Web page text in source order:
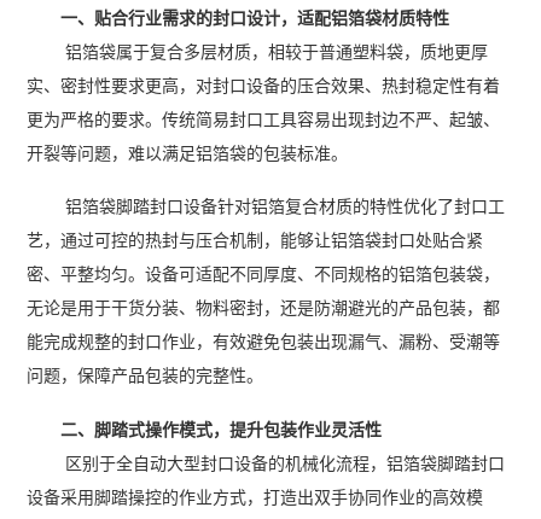
一、贴合行业需求的封口设计，适配铝箔袋材质特性
铝箔袋属于复合多层材质，相较于普通塑料袋，质地更厚
实、密封性要求更高，对封口设备的压合效果、热封稳定性有着
更为严格的要求。传统简易封口工具容易出现封边不严、起皱、
开裂等问题，难以满足铝箔袋的包装标准。
铝箔袋脚踏封口设备针对铝箔复合材质的特性优化了封口工
艺，通过可控的热封与压合机制，能够让铝箔袋封口处贴合紧
密、平整均匀。设备可适配不同厚度、不同规格的铝箔包装袋，
无论是用于干货分装、物料密封，还是防潮避光的产品包装，都
能完成规整的封口作业，有效避免包装出现漏气、漏粉、受潮等
问题，保障产品包装的完整性。
二、脚踏式操作模式，提升包装作业灵活性
区别于全自动大型封口设备的机械化流程，铝箔袋脚踏封口
设备采用脚踏操控的作业方式，打造出双手协同作业的高效模